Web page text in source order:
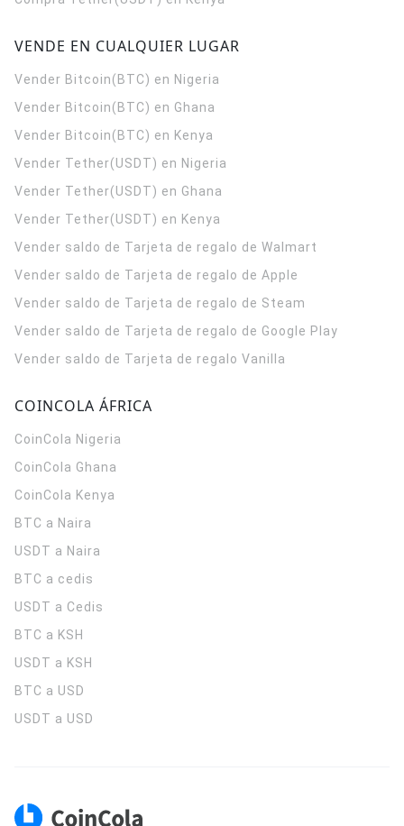
VENDE EN CUALQUIER LUGAR
Vender Bitcoin(BTC) en Nigeria
Vender Bitcoin(BTC) en Ghana
Vender Bitcoin(BTC) en Kenya
Vender Tether(USDT) en Nigeria
Vender Tether(USDT) en Ghana
Vender Tether(USDT) en Kenya
Vender saldo de Tarjeta de regalo de Walmart
Vender saldo de Tarjeta de regalo de Apple
Vender saldo de Tarjeta de regalo de Steam
Vender saldo de Tarjeta de regalo de Google Play
Vender saldo de Tarjeta de regalo Vanilla
COINCOLA ÁFRICA
CoinCola Nigeria
CoinCola Ghana
CoinCola Kenya
BTC a Naira
USDT a Naira
BTC a cedis
USDT a Cedis
BTC a KSH
USDT a KSH
BTC a USD
USDT a USD